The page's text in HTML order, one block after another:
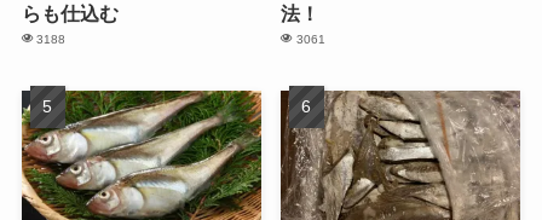
らも仕込む
3188
法！
3061